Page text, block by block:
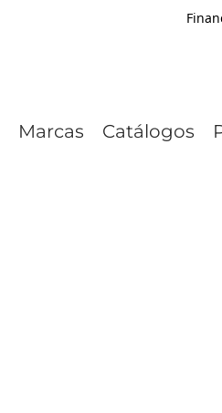
Marcas Catálogos